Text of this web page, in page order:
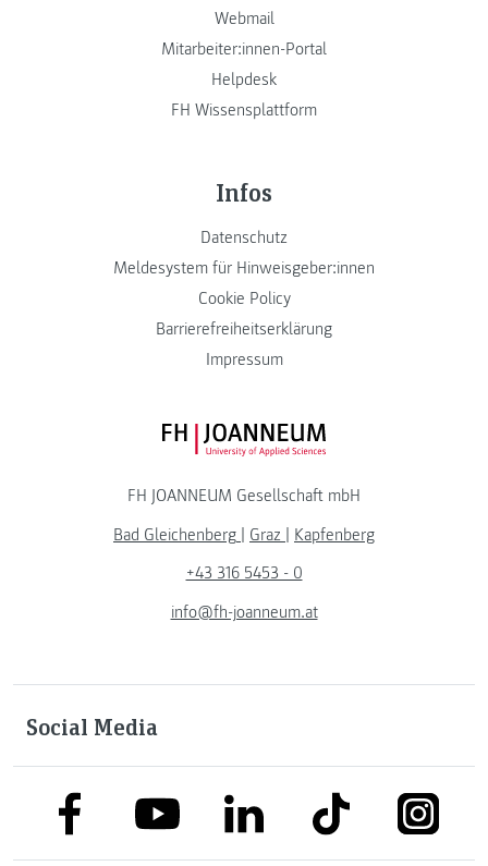
Webmail
Mitarbeiter:innen-Portal
Helpdesk
FH Wissensplattform
Infos
Datenschutz
Meldesystem für Hinweisgeber:innen
Cookie Policy
Barrierefreiheitserklärung
Impressum
FH JOANNEUM Logo
FH JOANNEUM Gesellschaft mbH
Bad Gleichenberg | Graz | Kapfenberg
+43 316 5453 - 0
info@fh-joanneum.at
Social Media
link to facebooklink to youtubelink to linkedinlink to tiktok link to